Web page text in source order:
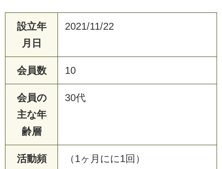
設立年
月日
2021/11/22
会員数 10
会員の
主な年
齢層
30代
活動頻
（1ヶ月にに1回）